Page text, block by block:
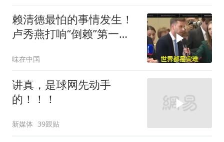
赖清德最怕的事情发生！
卢秀燕打响“倒赖”第一
味在中国
讲真，是球网先动手
的！！！
新媒体 39跟贴